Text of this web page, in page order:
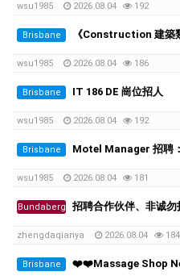
wsu1985 2026.08.04 192
Brisbane 《Construction 建築
wsu1985 2026.08.04 186
Brisbane IT 186 DE 崗位招人
wsu1985 2026.08.04 192
Brisbane Motel Manager 招聘
wsu1985 2026.08.04 181
Bundaberg 招聘合作伙伴、非诚勿
zhengdaqianya 2026.08.04 184
Brisbane ❤️❤️Massage Shop Need